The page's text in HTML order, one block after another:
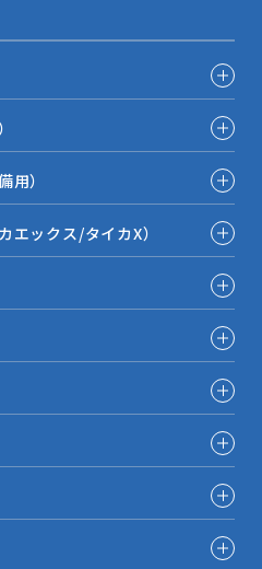
用）
エックス/タイカX）